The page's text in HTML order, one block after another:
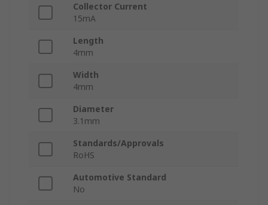
Collector Current
15mA
Length
4mm
Width
4mm
Diameter
3.1mm
Standards/Approvals
RoHS
Automotive Standard
No